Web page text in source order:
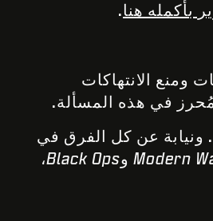
بأكمله هنا.
ومنع الانتهاكات
في هذه المسألة.
ونيابة عن كل الفرق في
Modern وBlack Ops،